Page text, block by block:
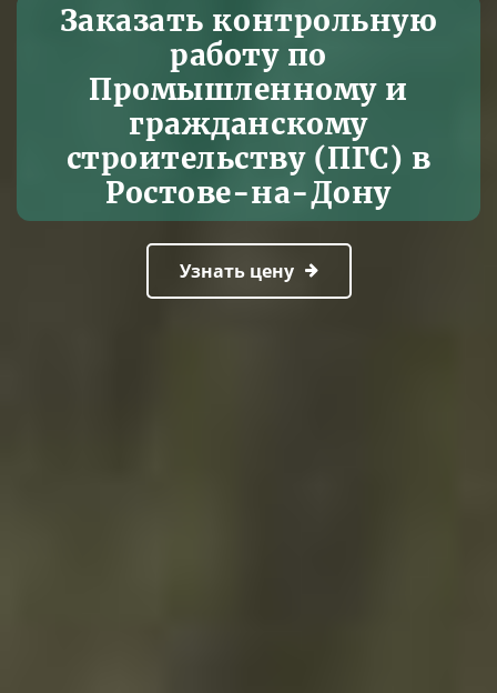
Заказать контрольную
работу по
Промышленному и
гражданскому
строительству (ПГС) в
Ростове-на-Дону
Узнать цену